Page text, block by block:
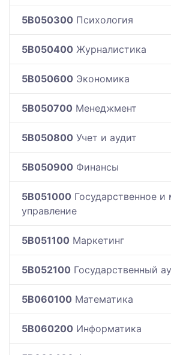
5B050300 Психология
5B050400 Журналистика
5B050600 Экономика
5B050700 Менеджмент
5B050800 Учет и аудит
5B050900 Финансы
5B051000 Государственное и
управление
5B051100 Маркетинг
5B052100 Государственный
5B060100 Математика
5B060200 Информатика